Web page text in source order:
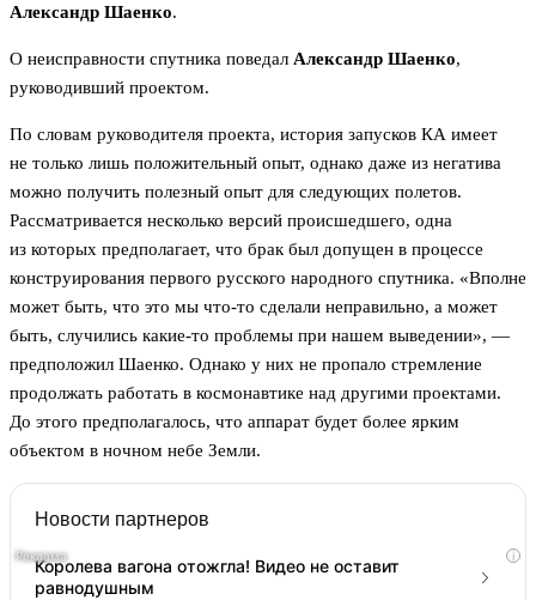
Александр Шаенко.
О неисправности спутника поведал Александр Шаенко,
руководивший проектом.
По словам руководителя проекта, история запусков КА имеет
не только лишь положительный опыт, однако даже из негатива
можно получить полезный опыт для следующих полетов.
Рассматривается несколько версий происшедшего, одна
из которых предполагает, что брак был допущен в процессе
конструирования первого русского народного спутника. «Вполне
может быть, что это мы что-то сделали неправильно, а может
быть, случились какие-то проблемы при нашем выведении», —
предположил Шаенко. Однако у них не пропало стремление
продолжать работать в космонавтике над другими проектами.
До этого предполагалось, что аппарат будет более ярким
объектом в ночном небе Земли.
Новости партнеров
i
Королева вагона отожгла! Видео не оставит
равнодушным